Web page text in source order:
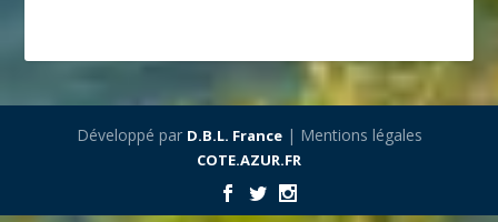
Développé par D.B.L. France| Mentions légales
COTE.AZUR.FR